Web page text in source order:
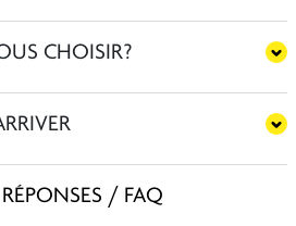
CHOISIR?
/ FAQ